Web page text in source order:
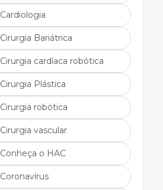
Cardiologia
Cirurgia Bariátrica
Cirurgia cardíaca robótica
Cirurgia Plástica
Cirurgia robótica
Cirurgia vascular
Conheça o HAC
Coronavírus